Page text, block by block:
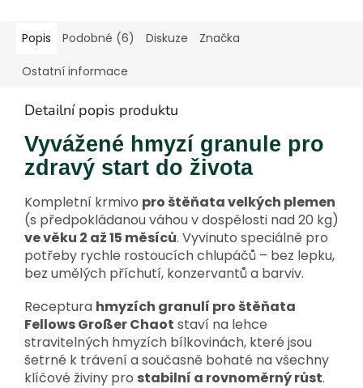
Popis Podobné (6) Diskuze Značka
Ostatní informace
Detailní popis produktu
Vyvážené hmyzí granule pro
zdravý start do života
Kompletní krmivo pro štěňata velkých plemen
(s předpokládanou váhou v dospělosti nad 20 kg)
ve věku 2 až 15 měsíců. Vyvinuto speciálně pro
potřeby rychle rostoucích chlupáčů – bez lepku,
bez umělých příchutí, konzervantů a barviv.
Receptura hmyzích granulí pro štěňata
Fellows Großer Chaot staví na lehce
stravitelných hmyzích bílkovinách, které jsou
šetrné k trávení a současně bohaté na všechny
klíčové živiny pro stabilní a rovnoměrný růst.